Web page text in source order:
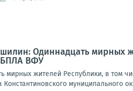
Одиннадцать мирных
ВФУ
мирных жителей Республики, в том
муниципального